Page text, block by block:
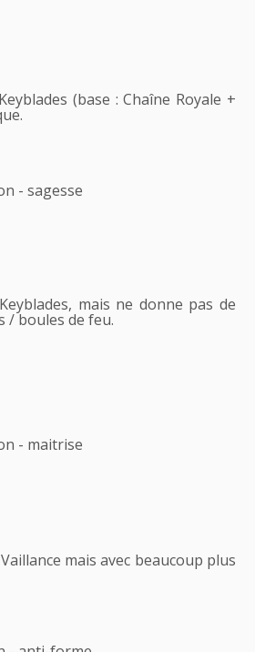
(base : Chaîne Royale +
mais ne donne pas de
/ boules de feu.
mais avec beaucoup plus